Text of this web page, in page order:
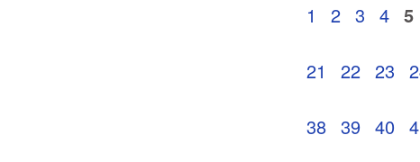
1 2 3 4 5
21 22 23
38 39 40